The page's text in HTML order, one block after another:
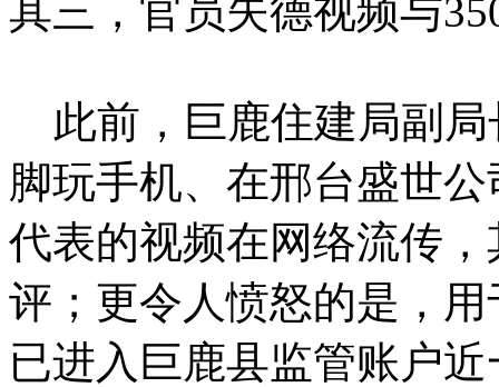
其三，官员失德视频与
此前，巨鹿住建局副局
脚玩手机、在邢台盛世
代表的视频在网络流传
评；更令人愤怒的是，
已进入巨鹿县监管账户